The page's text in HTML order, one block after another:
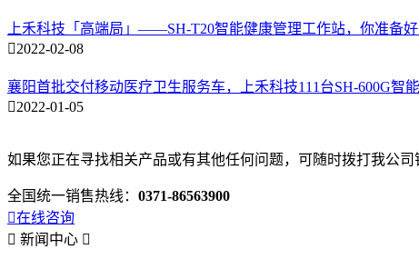
上禾科技「高端局」——SH-T20智能健康管理工作站，你准备好
2022-02-08
襄阳首批交付移动医疗卫生服务车，上禾科技111台SH-600G智
2022-01-05
如果您正在寻找相关产品或有其他任何问题，可随时拨打我公
全国统一销售热线： 0371-86563900
在线咨询
 新闻中心 